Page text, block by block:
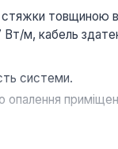
стяжки
м, кабель
системи.
опалення